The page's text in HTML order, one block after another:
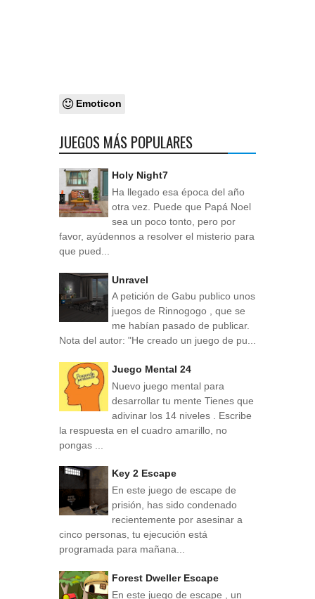
Emoticon
JUEGOS MÁS POPULARES
Holy Night7
Ha llegado esa época del año
otra vez. Puede que Papá Noel
sea un poco tonto, pero por
favor, ayúdennos a resolver el misterio para
que pued...
Unravel
A petición de Gabu publico unos
juegos de Rinnogogo , que se
me habían pasado de publicar.
Nota del autor: "He creado un juego de pu...
Juego Mental 24
Nuevo juego mental para
desarrollar tu mente Tienes que
adivinar los 14 niveles . Escribe
la respuesta en el cuadro amarillo, no
pongas ...
Key 2 Escape
En este juego de escape de
prisión, has sido condenado
recientemente por asesinar a
cinco personas, tu ejecución está
programada para mañana...
Forest Dweller Escape
En este juego de escape , un